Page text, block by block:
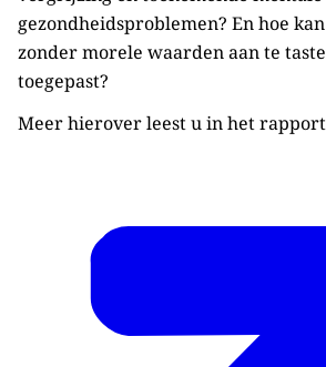
gezondheidsproblemen? En hoe
zonder morele waarden aan te
toegepast?
Meer hierover leest u in het rapport